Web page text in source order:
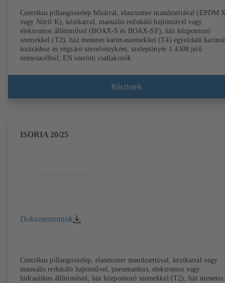
Centrikus pillangószelep hőzárral, elasztomer mandzsettával (EPDM
vagy Nitril K), kézikarral, manuális redukáló hajtóművel vagy
elektromos állítóművel (BOAX-S és BOAX-SF), ház központozó
szemekkel (T2), ház menetes karimaszemekkel (T4) egyoldalú
lezáráshoz és végzáró szerelvényként, szeleptányér 1.4308 jelű
nemesacélból, EN szerinti csatlakozók.
Részletek
ISORIA 20/25
Dokumentumok
Centrikus pillangószelep, elasztomer mandzsettával, kézikarral vagy
manuális redukáló hajtóművel, pneumatikus, elektromos vagy
hidraulikus állítóművel, ház központozó szemekkel (T2), ház menetes